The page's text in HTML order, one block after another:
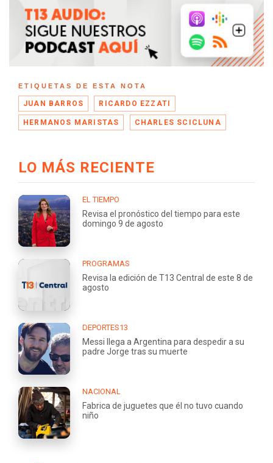
ETIQUETAS DE ESTA NOTA
JUAN BARROS RICARDO EZZATI
HERMANOS MARISTAS CHARLES SCICLUNA
LO MÁS RECIENTE
EL TIEMPO
Revisa el pronóstico del tiempo para este
domingo 9 de agosto
PROGRAMAS
Revisa la edición de T13 Central de este 8 de
agosto
DEPORTES13
Messi llega a Argentina para despedir a su
padre Jorge tras su muerte
NACIONAL
Fabrica de juguetes que él no tuvo cuando
niño